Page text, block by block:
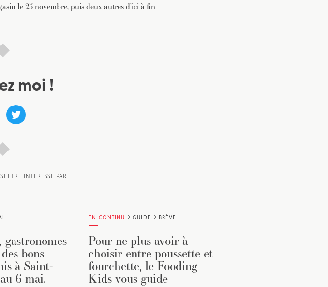
le 25 novembre, puis deux autres d’ici à fin
moi !
ÊTRE INTÉRESSÉ PAR
gastronomes
bons
à Saint-
6 mai.
EN CONTINU GUIDE BRÈVE
Pour ne plus avoir à
choisir entre poussette et
fourchette, le Fooding
Kids vous guide